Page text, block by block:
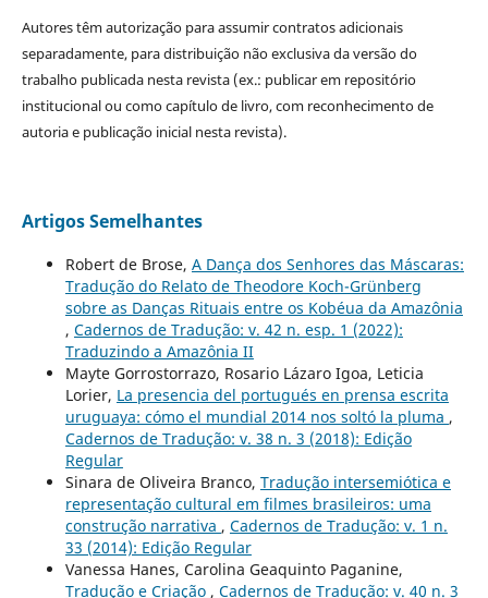
Autores têm autorização para assumir contratos adicionais
separadamente, para distribuição não exclusiva da versão do
trabalho publicada nesta revista (ex.: publicar em repositório
institucional ou como capítulo de livro, com reconhecimento de
autoria e publicação inicial nesta revista).
Artigos Semelhantes
Robert de Brose, A Dança dos Senhores das Máscaras:
Tradução do Relato de Theodore Koch-Grünberg
sobre as Danças Rituais entre os Kobéua da Amazônia
, Cadernos de Tradução: v. 42 n. esp. 1 (2022):
Traduzindo a Amazônia II
Mayte Gorrostorrazo, Rosario Lázaro Igoa, Leticia
Lorier, La presencia del portugués en prensa escrita
uruguaya: cómo el mundial 2014 nos soltó la pluma ,
Cadernos de Tradução: v. 38 n. 3 (2018): Edição
Regular
Sinara de Oliveira Branco, Tradução intersemiótica e
representação cultural em filmes brasileiros: uma
construção narrativa , Cadernos de Tradução: v. 1 n.
33 (2014): Edição Regular
Vanessa Hanes, Carolina Geaquinto Paganine,
Tradução e Criação , Cadernos de Tradução: v. 40 n. 3